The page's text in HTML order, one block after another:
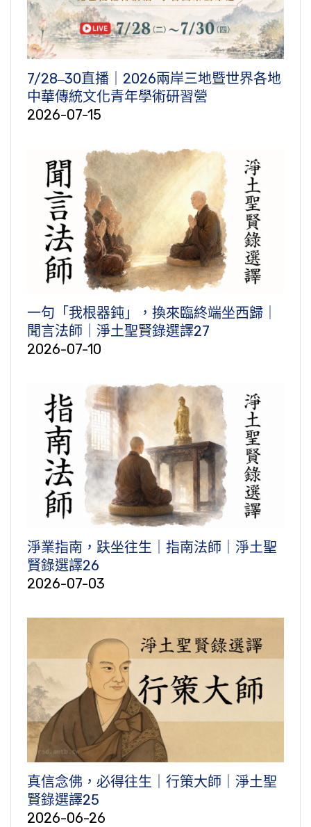
7/28‒30直播｜2026兩岸三地暨世界各地
中華傳統文化青年學術研習營
2026-07-15
一句「我根器鈍」，換來臨終端坐西歸｜
聞言法師｜淨土聖賢錄選譯27
2026-07-10
淨業指南，趺坐往生｜指南法師｜淨土聖
賢錄選譯26
2026-07-03
真信念佛，必得往生｜行策大師｜淨土聖
賢錄選譯25
2026-06-26